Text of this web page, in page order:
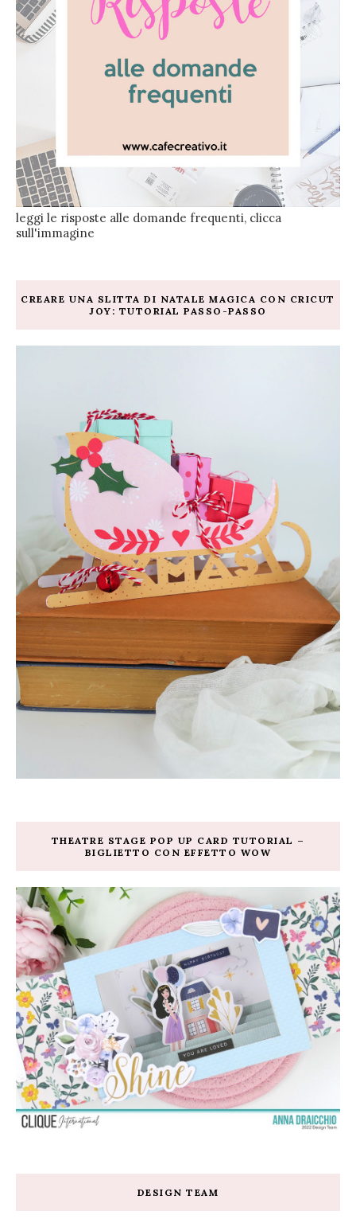
leggi le risposte alle domande frequenti, clicca
sull'immagine
CREARE UNA SLITTA DI NATALE MAGICA CON CRICUT
JOY: TUTORIAL PASSO-PASSO
THEATRE STAGE POP UP CARD TUTORIAL –
BIGLIETTO CON EFFETTO WOW
DESIGN TEAM